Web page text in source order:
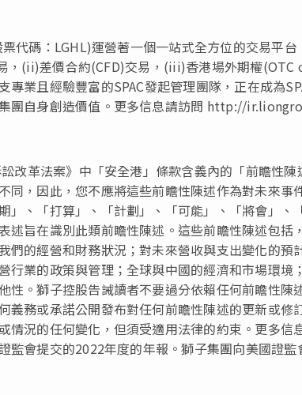
代碼：LGHL)運營著一個一站式全方位的交易平
，(ii)差價合約(CFD)交易，(iii)香港場外期權
專業且經驗豐富的SPAC發起管理團隊，正在成為
團自身創造價值。更多信息請訪問 http://
改革法案》中「安全港」條款含義內的「前瞻性
同，因此，您不應將這些前瞻性陳述作為對未來事
」、「打算」、「計劃」、「可能」、「將會」、
述旨在識別此類前瞻性陳述。這些前瞻性陳述包括
們的經營和財務狀況；對未來營收與支出變化的預
行業的政策與管理；全球與中國的經濟和市場環境
性。獅子控股告誡讀者不要過分依賴任何前瞻性陳
義務或承諾公開發布對任何前瞻性陳述的更新或修
情況的任何變化，但須受適用法律的約束。更多信
監會提交的2022年度的年報。獅子集團向美國證